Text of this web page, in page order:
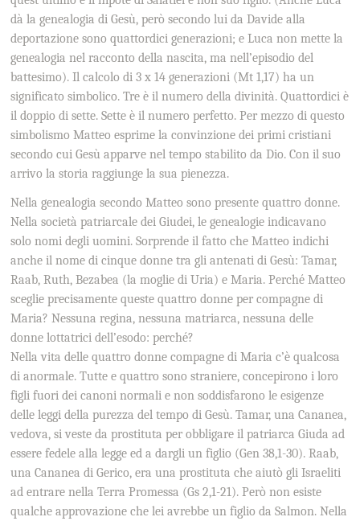
dà la genealogia di Gesù, però secondo lui da Davide alla
deportazione sono quattordici generazioni; e Luca non mette la
genealogia nel racconto della nascita, ma nell’episodio del
battesimo). Il calcolo di 3 x 14 generazioni (Mt 1,17) ha un
significato simbolico. Tre è il numero della divinità. Quattordici è
il doppio di sette. Sette è il numero perfetto. Per mezzo di questo
simbolismo Matteo esprime la convinzione dei primi cristiani
secondo cui Gesù apparve nel tempo stabilito da Dio. Con il suo
arrivo la storia raggiunge la sua pienezza.
Nella genealogia secondo Matteo sono presente quattro donne.
Nella società patriarcale dei Giudei, le genealogie indicavano
solo nomi degli uomini. Sorprende il fatto che Matteo indichi
anche il nome di cinque donne tra gli antenati di Gesù: Tamar,
Raab, Ruth, Bezabea (la moglie di Uria) e Maria. Perché Matteo
sceglie precisamente queste quattro donne per compagne di
Maria? Nessuna regina, nessuna matriarca, nessuna delle
donne lottatrici dell’esodo: perché?
Nella vita delle quattro donne compagne di Maria c’è qualcosa
di anormale. Tutte e quattro sono straniere, concepirono i loro
figli fuori dei canoni normali e non soddisfarono le esigenze
delle leggi della purezza del tempo di Gesù. Tamar, una Cananea,
vedova, si veste da prostituta per obbligare il patriarca Giuda ad
essere fedele alla legge ed a dargli un figlio (Gen 38,1-30). Raab,
una Cananea di Gerico, era una prostituta che aiutò gli Israeliti
ad entrare nella Terra Promessa (Gs 2,1-21). Però non esiste
qualche approvazione che lei avrebbe un figlio da Salmon. Nella